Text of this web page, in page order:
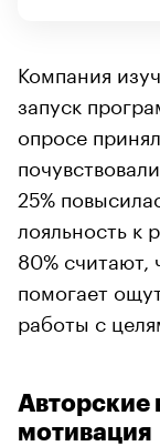
Компания
запуск
опросе
25%
лояльность к
80% считают,
помогает
работы с
Авторские
мотивация